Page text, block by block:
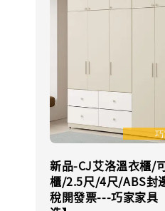
新品-CJ艾洛溫衣櫃/
櫃/2.5尺/4尺/ABS封
稅開發票---巧家家具